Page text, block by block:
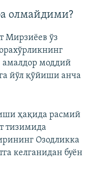
олмайдими?
Мирзиёев ўз
моддий
йўл қўйиши анча
ҳақида расмий
тизимида
Озодликка
келганидан буён